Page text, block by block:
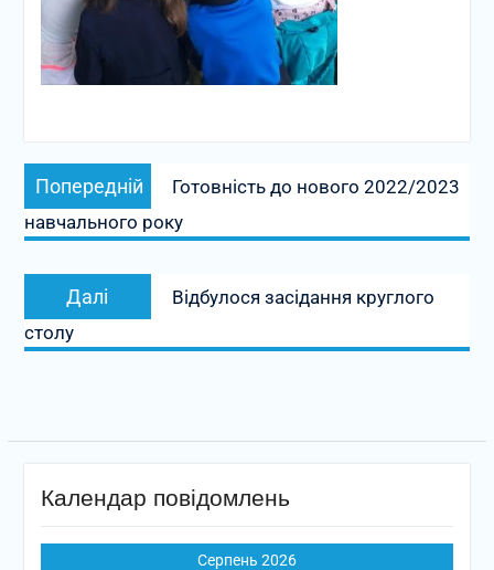
Навігація
записів
Попередній
Попередній
запис:
Готовність до нового 2022/2023
навчального року
Далі
Наступний
запис:
Відбулося засідання круглого
столу
Календар повідомлень
Серпень 2026